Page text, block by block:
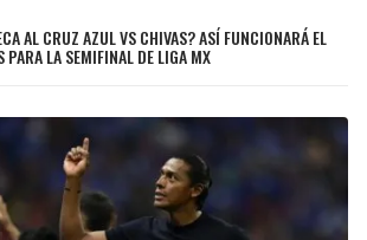
AL CRUZ AZUL VS CHIVAS? ASÍ FUNCIONARÁ EL
PARA LA SEMIFINAL DE LIGA MX